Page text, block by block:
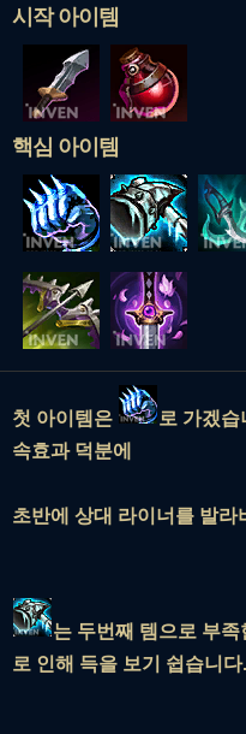
시작 아이템
핵심 아이템
첫 아이템은
로 가겠습
속효과 덕분에
초반에 상대 라이너를 발라
는 두번째 템으로 부
로 인해 득을 보기 쉽습니다.